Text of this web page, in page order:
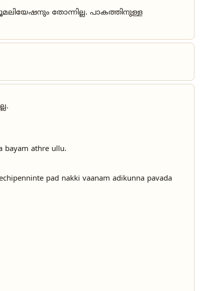
തോന്നില്ല. പാകത്തിനുള്ള
bayam athre ullu.
pad nakki vaanam adikunna pavada